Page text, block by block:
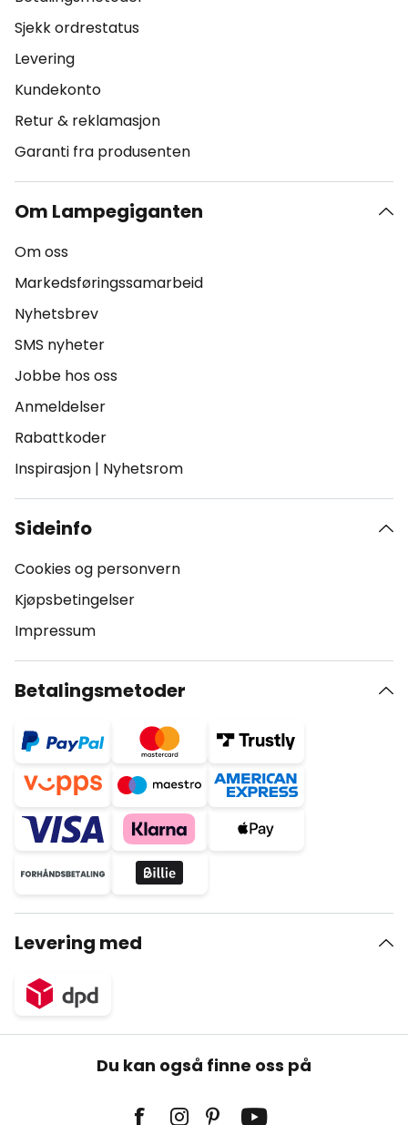
Sjekk ordrestatus
Levering
Kundekonto
Retur & reklamasjon
Garanti fra produsenten
Om Lampegiganten
Om oss
Markedsføringssamarbeid
Nyhetsbrev
SMS nyheter
Jobbe hos oss
Anmeldelser
Rabattkoder
Inspirasjon | Nyhetsrom
Sideinfo
Cookies og personvern
Kjøpsbetingelser
Impressum
Betalingsmetoder
Levering med
Du kan også finne oss på